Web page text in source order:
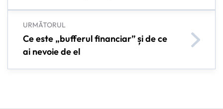
URMĂTORUL
Ce este „bufferul financiar” și de ce
ai nevoie de el